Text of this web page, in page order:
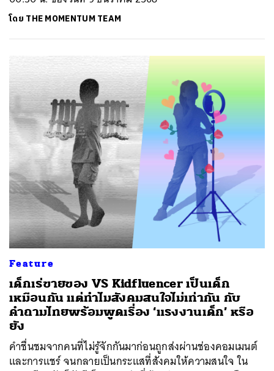
โดย THE MOMENTUM TEAM
Feature
เด็กเร่ขายของ VS Kidfluencer เป็นเด็ก
เหมือนกัน แต่ทำไมสังคมสนใจไม่เท่ากัน กับ
คำถามไทยพร้อมพูดเรื่อง ‘แรงงานเด็ก’ หรือ
ยัง
คำชื่นชมจากคนที่ไม่รู้จักกันมาก่อนถูกส่งผ่านช่องคอมเมนต์
และการแชร์ จนกลายเป็นกระแสที่สังคมให้ความสนใจ ใน